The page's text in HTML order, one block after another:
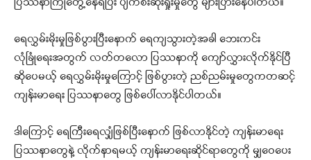
ရေလွှမ်းမိုးမှုဖြစ်ပွားပြီးနောက် ရေကျသွားတဲ့အခါ ဘေးကင်း
လုံခြုံရေးအတွက် လတ်တလော ပြဿနာကို ကျော်လွှားလိုက်နိုင်ပြီ
ဆိုပေမယ့် ရေလွှမ်းမိုးမှုကြောင့် ဖြစ်ပွားတဲ့ ညစ်ညမ်းမှုတွေကတဆင့်
ကျန်းမာရေး ပြဿနာတွေ ဖြစ်ပေါ်လာနိုင်ပါတယ်။
ဒါကြောင့် ရေကြီးရေလျှံဖြစ်ပြီးနောက် ဖြစ်လာနိုင်တဲ့ ကျန်းမာရေး
ပြဿနာတွေနဲ့ လိုက်နာရမယ့် ကျန်းမာရေးဆိုင်ရာတွေကို မျှဝေပေး